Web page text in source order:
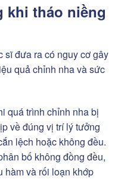
khi tháo niềng
sĩ đưa ra có nguy cơ gây
quả chỉnh nha và sức
quá trình chỉnh nha bị
về đúng vị trí lý tưởng
lệch hoặc không đều.
bố không đồng đều,
hàm và rối loạn khớp